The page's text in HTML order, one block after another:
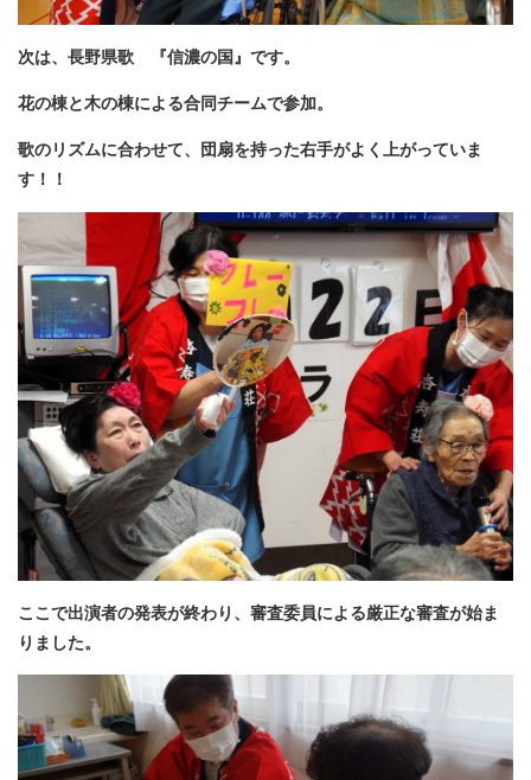
次は、長野県歌 『信濃の国』です。
花の棟と木の棟による合同チームで参加。
歌のリズムに合わせて、団扇を持った右手がよく上がっていま
す！！
ここで出演者の発表が終わり、審査委員による厳正な審査が始ま
りました。